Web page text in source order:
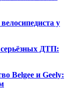
у
ДТП:
Belgee и Geely: